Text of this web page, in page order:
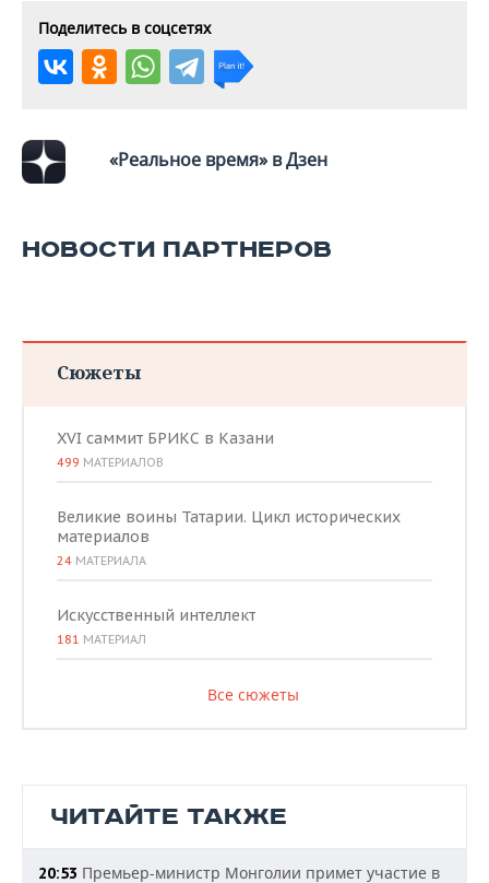
Поделитесь в соцсетях
«Реальное время» в Дзен
НОВОСТИ ПАРТНЕРОВ
Сюжеты
XVI саммит БРИКС в Казани
499 МАТЕРИАЛОВ
Великие воины Татарии. Цикл исторических
материалов
24 МАТЕРИАЛА
Искусственный интеллект
181 МАТЕРИАЛ
Все сюжеты
ЧИТАЙТЕ ТАКЖЕ
20:53 Премьер-министр Монголии примет участие в